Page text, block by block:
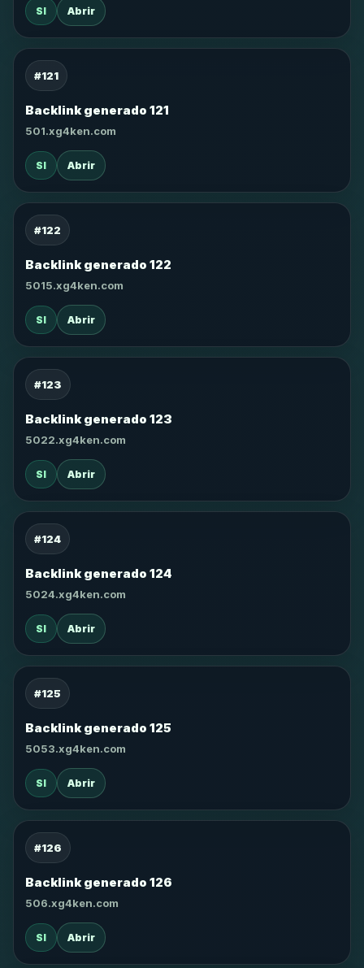
SI Abrir
#121
Backlink generado 121
501.xg4ken.com
SI Abrir
#122
Backlink generado 122
5015.xg4ken.com
SI Abrir
#123
Backlink generado 123
5022.xg4ken.com
SI Abrir
#124
Backlink generado 124
5024.xg4ken.com
SI Abrir
#125
Backlink generado 125
5053.xg4ken.com
SI Abrir
#126
Backlink generado 126
506.xg4ken.com
SI Abrir